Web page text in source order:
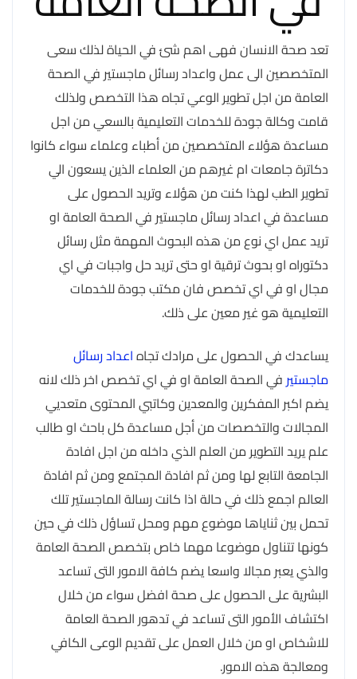
تعد صحة الانسان فهى اهم شئ في الحياة لذلك سعى
المتخصصين الى عمل واعداد رسائل ماجستير في الصحة
العامة من اجل تطوير الوعي تجاه هذا التخصص ولذلك
قامت وكالة جودة للخدمات التعليمية بالسعي من اجل
مساعدة هؤلاء المتخصصين من أطباء وعلماء سواء كانوا
دكاترة جامعات ام غيرهم من العلماء الذين يسعون الي
تطوير الطب لهذا كنت من هؤلاء وتريد الحصول على
مساعدة في اعداد رسائل ماجستير في الصحة العامة او
تريد عمل اي نوع من هذه البحوث المهمة مثل رسائل
دكتوراه او بحوث ترقية او حتى تريد حل واجبات في اي
مجال او في اي تخصص فان مكتب جودة للخدمات
التعليمية هو غير معين على ذلك.
يساعدك في الحصول على مرادك تجاهاعداد رسائل
ماجستيرفي الصحة العامة او في اي تخصص اخر ذلك لانه
يضم اكبر المفكرين والمعدين وكاتبي المحتوى متعديي
المجالات والتخصصات من أجل مساعدة كل باحث او طالب
علم يريد التطوير من العلم الذي داخله من اجل افادة
الجامعة التابع لها ومن ثم افادة المجتمع ومن ثم افادة
العالم اجمع ذلك في حالة اذا كانت رسالة الماجستير تلك
تحمل بين ثناياها موضوع مهم ومحل تساؤل ذلك في حين
كونها تتناول موضوعا مهما خاص بتخصص الصحة العامة
والذي يعبر مجالا واسعا يضم كافة الامور التى تساعد
البشرية على الحصول على صحة افضل سواء من خلال
اكتشاف الأمور التى تساعد في تدهور الصحة العامة
للاشخاص او من خلال العمل على تقديم الوعى الكافي
ومعالجة هذه الامور.